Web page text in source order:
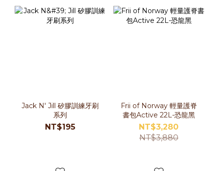
Jack N' Jill 矽膠訓練牙刷
系列
NT$195
Frii of Norway 輕量護脊
書包Active 22L-恐龍黑
NT$3,280
NT$3,880